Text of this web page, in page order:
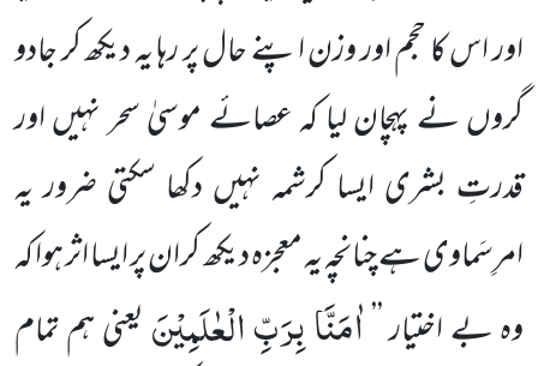
اور اس کا حجم اور وزن اپنے حال پر رہا یہ دیکھ کر جادو
گروں نے پہچان لیا کہ عصائے موسیٰ سحر نہیں اور
قدرتِ بشری ایسا کرشمہ نہیں دکھا سکتی ضرور یہ
امرِسَماوی ہے چنانچہ یہ معجزہ دیکھ کران پر ایسا اثر ہوا کہ
وہ بے اختیار ’’اٰمَنَّا بِرَبِّ الْعٰلَمِیْنَیعنی ہم تمام